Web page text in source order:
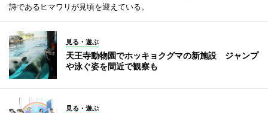
詩であるヒマワリが見頃を迎えている。
見る・遊ぶ
天王寺動物園でホッキョクグマの新施設 ジャンプ
や泳ぐ姿を間近で観察も
見る・遊ぶ